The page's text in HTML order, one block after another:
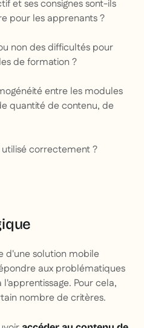
et ses consignes sont-ils
pour les apprenants ?
non des difficultés pour
de formation ?
entre les modules
quantité de contenu, de
correctement ?
d'une solution mobile
aux problématiques
Pour cela,
nombre de critères.